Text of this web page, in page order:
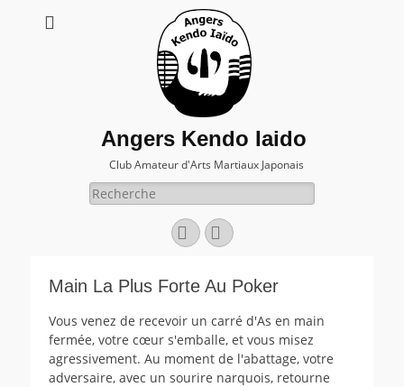
Angers Kendo Iaido
Club Amateur d'Arts Martiaux Japonais
Rechercher :
Facebook
E-
mail
Main La Plus Forte Au Poker
Vous venez de recevoir un carré d'As en main
fermée, votre cœur s'emballe, et vous misez
agressivement. Au moment de l'abattage, votre
adversaire, avec un sourire narquois, retourne